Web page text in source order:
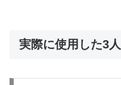
実際に使用した3